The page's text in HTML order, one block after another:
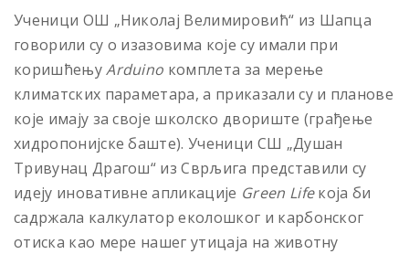
Ученици ОШ „Николај Велимировић“ из Шапца
говорили су о изазовима које су имали при
коришћењуArduino комплета за мерење
климатских параметара, а приказали су и планове
које имају за своје школско двориште (грађење
хидропонијске баште). Ученици СШ „Душан
Тривунац Драгош“ из Сврљига представили су
идеју иновативне апликације Green Lifeкоја би
садржала калкулатор еколошког и карбонског
отиска као мере нашег утицаја на животну